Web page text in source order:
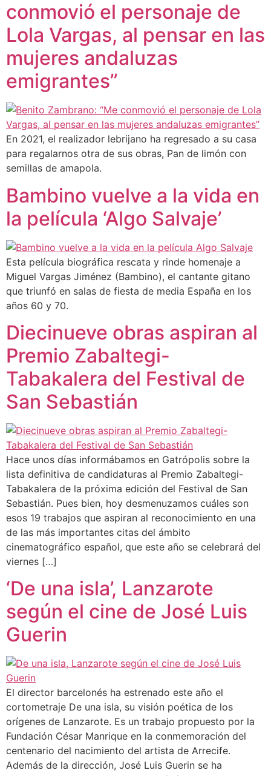
conmovió el personaje de
Lola Vargas, al pensar en las
mujeres andaluzas
emigrantes”
En 2021, el realizador lebrijano ha regresado a su casa
para regalarnos otra de sus obras, Pan de limón con
semillas de amapola.
Bambino vuelve a la vida en
la película ‘Algo Salvaje’
Esta película biográfica rescata y rinde homenaje a
Miguel Vargas Jiménez (Bambino), el cantante gitano
que triunfó en salas de fiesta de media España en los
años 60 y 70.
Diecinueve obras aspiran al
Premio Zabaltegi-
Tabakalera del Festival de
San Sebastián
Hace unos días informábamos en Gatrópolis sobre la
lista definitiva de candidaturas al Premio Zabaltegi-
Tabakalera de la próxima edición del Festival de San
Sebastián. Pues bien, hoy desmenuzamos cuáles son
esos 19 trabajos que aspiran al reconocimiento en una
de las más importantes citas del ámbito
cinematográfico español, que este año se celebrará del
viernes […]
‘De una isla’, Lanzarote
según el cine de José Luis
Guerin
El director barcelonés ha estrenado este año el
cortometraje De una isla, su visión poética de los
orígenes de Lanzarote. Es un trabajo propuesto por la
Fundación César Manrique en la conmemoración del
centenario del nacimiento del artista de Arrecife.
Además de la dirección, José Luis Guerin se ha